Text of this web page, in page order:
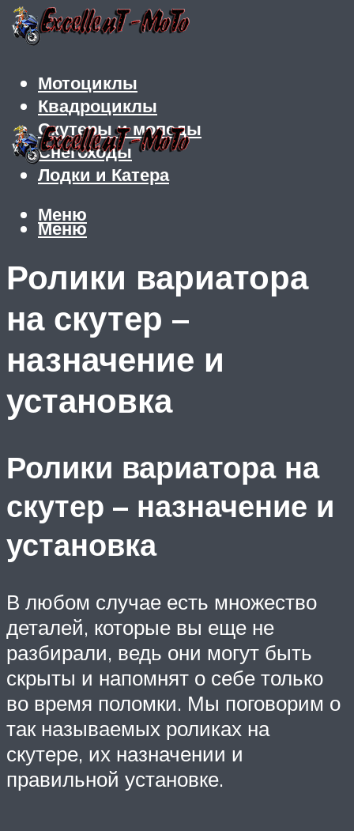
Мотоциклы
Квадроциклы
Скутеры и мопеды
Снегоходы
Лодки и Катера
Меню
Меню
Ролики вариатора
на скутер –
назначение и
установка
Ролики вариатора на
скутер – назначение и
установка
В любом случае есть множество
деталей, которые вы еще не
разбирали, ведь они могут быть
скрыты и напомнят о себе только
во время поломки. Мы поговорим о
так называемых роликах на
скутере, их назначении и
правильной установке.